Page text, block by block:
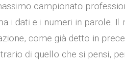
campionato
i dati e i numeri in parole.
come già detto in
di quello che si pensi,